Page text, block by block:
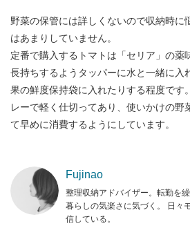
野菜の保管には詳しくないので収納時に
はあまりしていません。
定番で購入するトマトは「セリア」の薬
長持ちするようタッパーに水と一緒に入
果の鮮度保持袋に入れたりする程度です
レーで軽く仕切ってあり、使いかけの野
て早めに消費するようにしています。
Fujinao
整理収納アドバイザー。転勤を
暮らしの気楽さに気づく。 日々
信している。